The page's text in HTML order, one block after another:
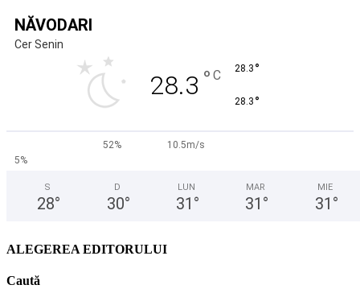
NĂVODARI
Cer Senin
28.3 ° C 28.3 °
28.3 °
52%
10.5m/s
5%
S
28°
D
30°
LUN
31 °
MAR
31 °
MIE
31 °
ALEGEREA EDITORULUI
Caută